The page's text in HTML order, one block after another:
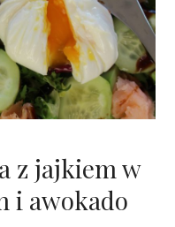
z jajkiem w
i awokado